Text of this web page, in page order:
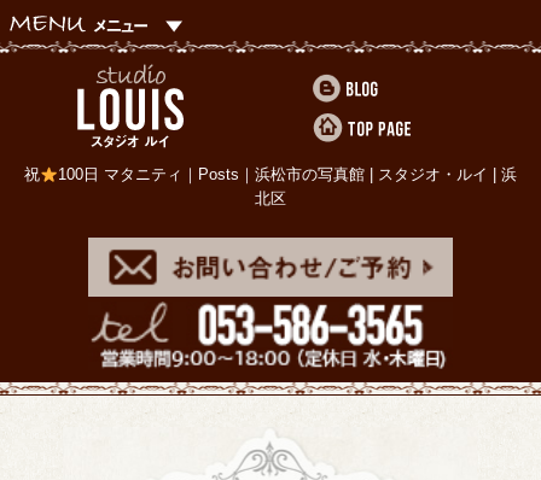
祝
100日 マタニティ｜Posts｜浜松市の写真館 | スタジオ・ルイ | 浜
北区